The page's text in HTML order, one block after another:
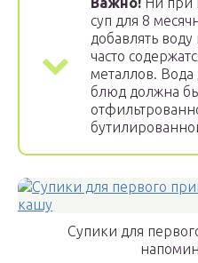
суп для 8
добавлять
часто
металлов. Вода
блюд должна
Супики для